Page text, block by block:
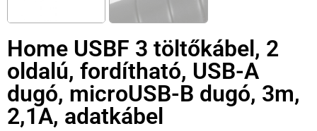
Home USBF 3 töltőkábel, 2
oldalú, fordítható, USB-A
dugó, microUSB-B dugó, 3m,
2,1A, adatkábel